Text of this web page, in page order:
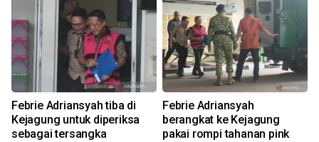
Febrie Adriansyah tiba di
Kejagung untuk diperiksa
sebagai tersangka
Febrie Adriansyah
berangkat ke Kejagung
pakai rompi tahanan pink